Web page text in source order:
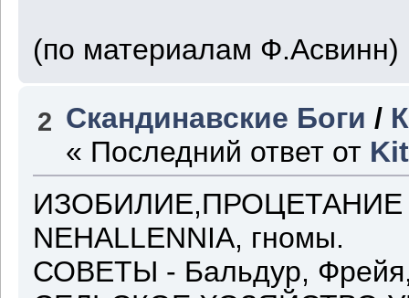
(по материалам Ф.Асвинн)
2 Скандинавские Боги /
« Последний ответ от
ИЗОБИЛИЕ,ПРОЦЕТАНИЕ
NEHALLENNIA, гномы.
СОВЕТЫ - Бальдур,